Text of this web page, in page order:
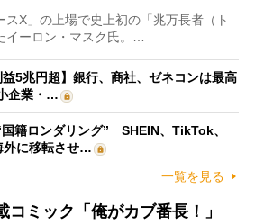
X」の上場で史上初の「兆万長者（ト
イーロン・マスク氏。…
益5兆円超】銀行、商社、ゼネコンは最高
企業・…
籍ロンダリング” SHEIN、TikTok、
に移転させ…
一覧を見る
コミック「俺がカブ番長！」